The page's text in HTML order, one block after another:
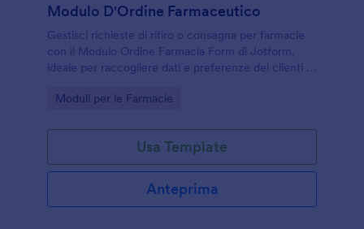
Modulo D'Ordine Farmaceutico
Gestisci richieste di ritiro o consegna per farmacie
con il Modulo Ordine Farmacia Form di Jotform,
ideale per raccogliere dati e preferenze dei clienti e
flusso.
Go to Category:
Moduli per le Farmacie
Usa Template
Anteprima